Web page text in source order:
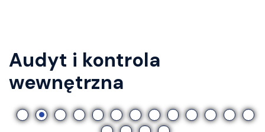
Audyt i kontrola
wewnętrzna